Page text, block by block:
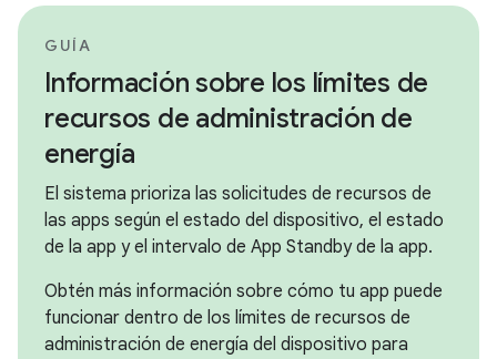
GUÍA
Información sobre los límites de
recursos de administración de
energía
El sistema prioriza las solicitudes de recursos de
las apps según el estado del dispositivo, el estado
de la app y el intervalo de App Standby de la app.
Obtén más información sobre cómo tu app puede
funcionar dentro de los límites de recursos de
administración de energía del dispositivo para